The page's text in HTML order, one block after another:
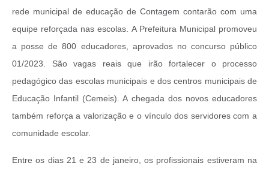
rede municipal de educação de Contagem contarão com uma
equipe reforçada nas escolas. A Prefeitura Municipal promoveu
a posse de 800 educadores, aprovados no concurso público
01/2023. São vagas reais que irão fortalecer o processo
pedagógico das escolas municipais e dos centros municipais de
Educação Infantil (Cemeis). A chegada dos novos educadores
também reforça a valorização e o vínculo dos servidores com a
comunidade escolar.
Entre os dias 21 e 23 de janeiro, os profissionais estiveram na